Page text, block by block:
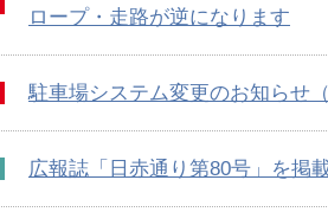
ロープ・走路が逆になります
駐車場システム変更のお知らせ
広報誌「日赤通り第80号」を掲